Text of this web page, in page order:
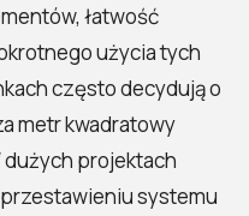
łatwość
użycia tych
często decydują o
metr kwadratowy
projektach
systemu